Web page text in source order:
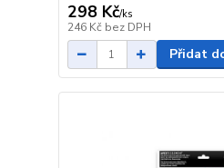
298 Kč/ks
246 Kč bez DPH
Přidat